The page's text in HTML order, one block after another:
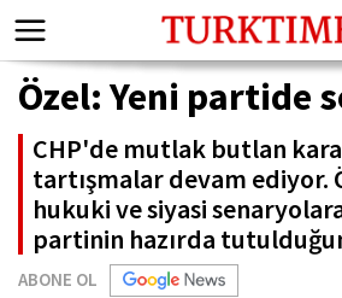
Özel: Yeni partide
CHP'de mutlak butlan
tartışmalar devam ediyor.
hukuki ve siyasi
partinin hazırda
ABONE OL